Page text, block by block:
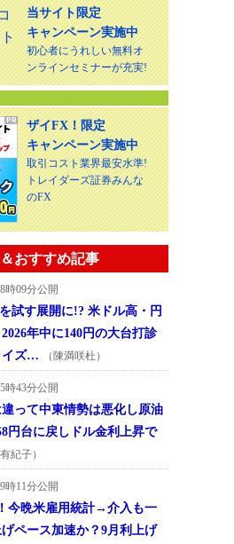
当サイト限定
キャンペーン実施中
初心者にうれしい無料オ
ンラインセミナーが充実!
ザイFX！限定
キャンペーン実施中
取引コスト業界最安水準!
トレイダーズ証券みんな
のFX
おすすめ記事
時09分公開
試す展開に!? 米ドル高・円
年中に140円の大台打診
イズ…
（陳満咲杜）
時43分公開
って中東情勢は悪化し原油
円台に戻しドル金利上昇で
紀子）
時11分公開
今晩米雇用統計→介入も一
ペース加速か？9月利上げ